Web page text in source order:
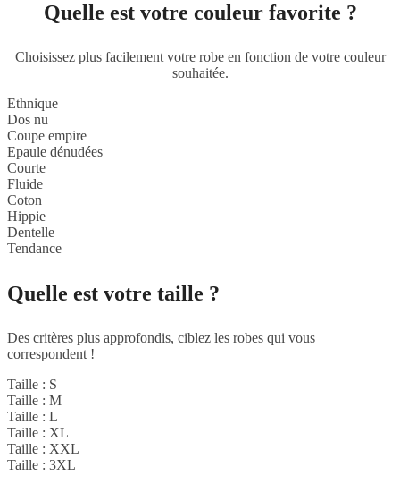
Quelle est votre couleur favorite ?
Choisissez plus facilement votre robe en fonction de votre couleur
souhaitée.
Ethnique
Dos nu
Coupe empire
Epaule dénudées
Courte
Fluide
Coton
Hippie
Dentelle
Tendance
Quelle est votre taille ?
Des critères plus approfondis, ciblez les robes qui vous
correspondent !
Taille : S
Taille : M
Taille : L
Taille : XL
Taille : XXL
Taille : 3XL